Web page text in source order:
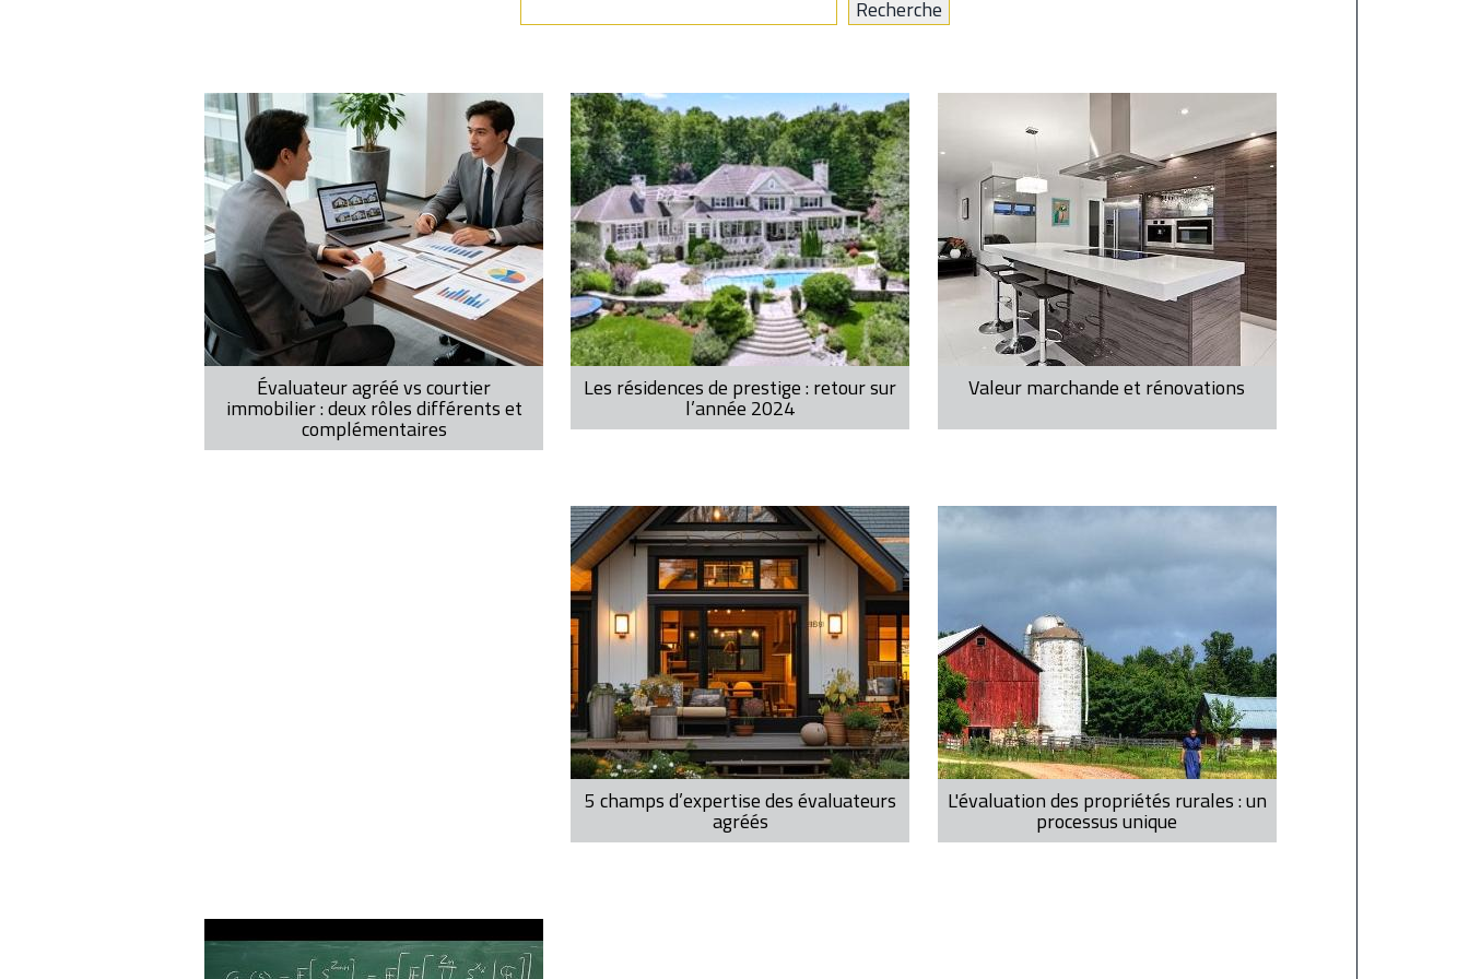
Évaluateur agréé vs courtier
immobilier : deux rôles différents et
complémentaires
Les résidences de prestige : retour sur
l’année 2024
Valeur marchande et rénovations
5 champs d’expertise des évaluateurs
agréés
L'évaluation des propriétés rurales : un
processus unique
Pagination